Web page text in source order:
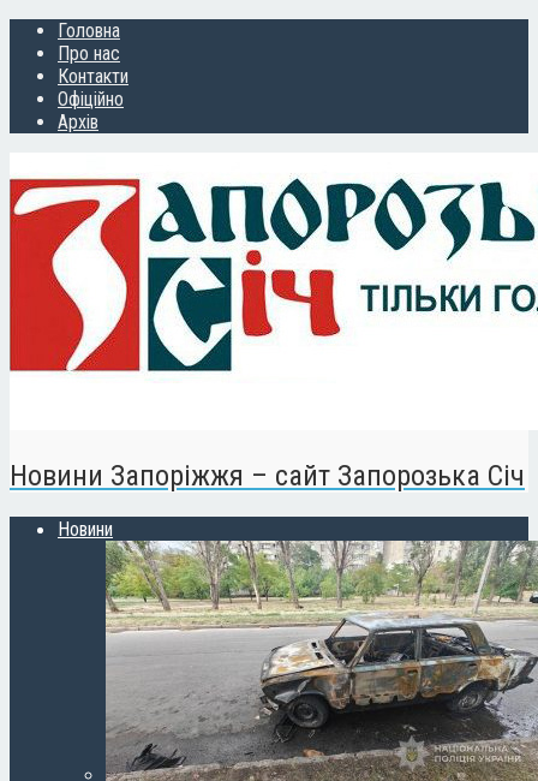
Головна
Про нас
Контакти
Офіційно
Архів
Новини Запоріжжя – сайт Запорозька Січ
Новини